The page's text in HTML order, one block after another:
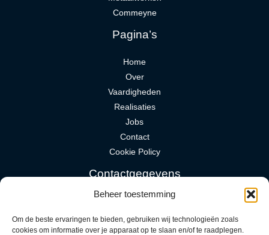
Beheer toestemming
Om de beste ervaringen te bieden, gebruiken wij technologieën zoals
cookies om informatie over je apparaat op te slaan en/of te raadplegen.
Commeyne
Pagina’s
Home
Over
Vaardigheden
Realisaties
Jobs
Contact
Cookie Policy
Contactgegevens
bo@metaalwerkencommeyne.be
+32 492 92 42 33